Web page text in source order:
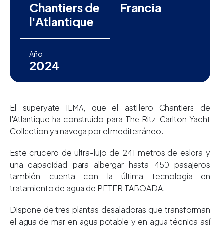
Chantiers de
l'Atlantique
Francia
Año
2024
El superyate ILMA, que el astillero Chantiers de
l'Atlantique ha construido para The Ritz-Carlton Yacht
Collection ya navega por el mediterráneo.
Este crucero de ultra-lujo de 241 metros de eslora y
una capacidad para albergar hasta 450 pasajeros
también cuenta con la última tecnología en
tratamiento de agua de PETER TABOADA.
Dispone de tres plantas desaladoras que transforman
el agua de mar en agua potable y en agua técnica así